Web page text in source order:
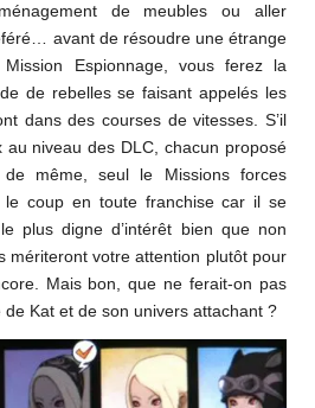
de meubles ou aller
avant de résoudre une étrange
Espionnage, vous ferez la
de rebelles se faisant appelés les
dans des courses de vitesses. S’il
niveau des DLC, chacun proposé
même, seul le Missions forces
le coup en toute franchise car il se
plus digne d’intérêt bien que non
mériteront votre attention plutôt pour
Mais bon, que ne ferait-on pas
Kat et de son univers attachant ?